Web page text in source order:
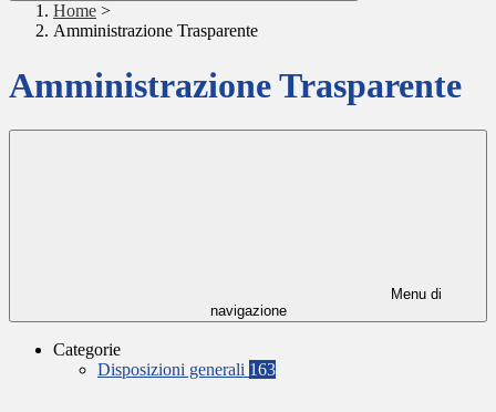
Home >
Amministrazione Trasparente
Amministrazione Trasparente
Menu di
navigazione
Categorie
Disposizioni generali 163